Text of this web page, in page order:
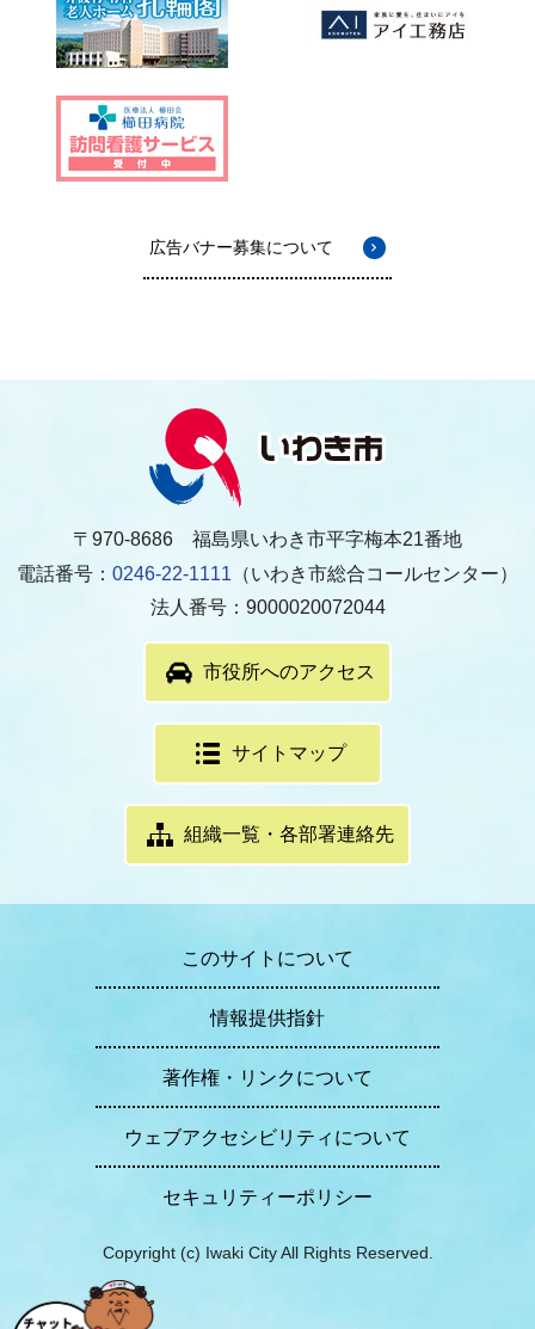
広告バナー募集について
〒970-8686 福島県いわき市平字梅本21番地
電話番号： 0246-22-1111 （いわき市総合コールセンター）
法人番号：9000020072044
市役所へのアクセス
サイトマップ
組織一覧・各部署連絡先
このサイトについて
情報提供指針
著作権・リンクについて
ウェブアクセシビリティについて
セキュリティーポリシー
Copyright (c) Iwaki City All Rights Reserved.